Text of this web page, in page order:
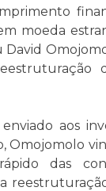
moeda
David
aos
Omojomolo
das